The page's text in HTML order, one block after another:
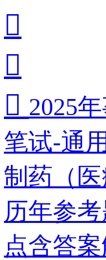


 2025
笔试-通
制药（医
历年参
点含答